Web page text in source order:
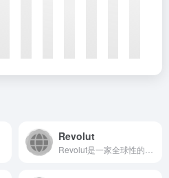
Revolut